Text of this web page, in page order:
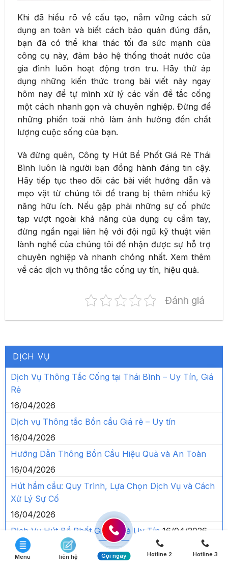
Khi đã hiểu rõ về cấu tạo, nắm vững cách sử
dụng an toàn và biết cách bảo quản đúng đắn,
bạn đã có thể khai thác tối đa sức mạnh của
công cụ này, đảm bảo hệ thống thoát nước của
gia đình luôn hoạt động trơn tru. Hãy thử áp
dụng những kiến thức trong bài viết này ngay
hôm nay để tự mình xử lý các vấn đề tắc cống
một cách nhanh gọn và chuyên nghiệp. Đừng để
những phiền toái nhỏ làm ảnh hưởng đến chất
lượng cuộc sống của bạn.
Và đừng quên, Công ty Hút Bể Phốt Giá Rẻ Thái
Bình luôn là người bạn đồng hành đáng tin cậy.
Hãy tiếp tục theo dõi các bài viết hướng dẫn và
mẹo vặt từ chúng tôi để trang bị thêm nhiều kỹ
năng hữu ích. Nếu gặp phải những sự cố phức
tạp vượt ngoài khả năng của dụng cụ cầm tay,
đừng ngần ngại liên hệ với đội ngũ kỹ thuật viên
lành nghề của chúng tôi để nhận được sự hỗ trợ
chuyên nghiệp và nhanh chóng nhất. Xem thêm
về các dịch vụ thông tắc cống uy tín, hiệu quả.
Đánh giá
DỊCH VỤ
Dịch Vụ Thông Tắc Cống tại Thái Bình – Uy Tín, Giá
Rẻ
16/04/2026
Dịch vụ Thông tắc Bồn cầu Giá rẻ – Uy tín
16/04/2026
Hướng Dẫn Thông Bồn Cầu Hiệu Quả và An Toàn
16/04/2026
Hút hầm cầu: Quy Trình, Lựa Chọn Dịch Vụ và Cách
Xử Lý Sự Cố
16/04/2026
Dịch Vụ Hút Bể Phốt Giá Rẻ và Uy Tín 16/04/2026
GỌI NGAY ĐỂ ĐƯỢC TƯ VẤN
Menu liên hệ Gọi ngay Hotline 2 Hotline 3